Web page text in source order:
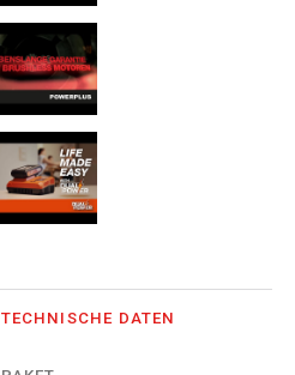
TECHNISCHE DATEN